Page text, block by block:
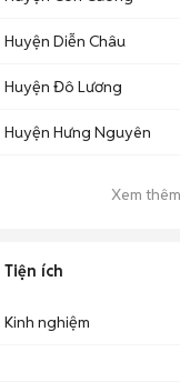
Huyện Diễn Châu
Huyện Đô Lương
Huyện Hưng Nguyên
Xem thêm
Tiện ích
Kinh nghiệm